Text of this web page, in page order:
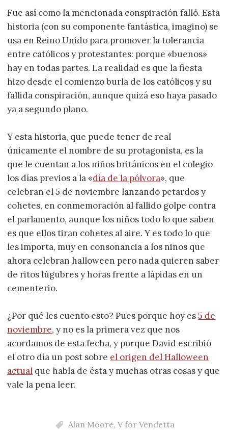
Fue así como la mencionada conspiración falló. Esta
historia (con su componente fantástica, imagino) se
usa en Reino Unido para promover la tolerancia
entre católicos y protestantes: porque «buenos»
hay en todas partes. La realidad es que la fiesta
hizo desde el comienzo burla de los católicos y su
fallida conspiración, aunque quizá eso haya pasado
ya a segundo plano.
Y esta historia, que puede tener de real
únicamente el nombre de su protagonista, es la
que le cuentan a los niños británicos en el colegio
los días previos a la «día de la pólvora», que
celebran el 5 de noviembre lanzando petardos y
cohetes, en conmemoración al fallido golpe contra
el parlamento, aunque los niños todo lo que saben
es que ellos tiran cohetes al aire. Y es todo lo que
les importa, muy en consonancia a los niños que
ahora celebran halloween pero nada quieren saber
de ritos lúgubres y horas frente a lápidas en un
cementerio.
¿Por qué les cuento esto? Pues porque hoy es5 de
noviembre, y no es la primera vez que nos
acordamos de esta fecha, y porque David escribió
el otro día un post sobre el origen del Halloween
actual que habla de ésta y muchas otras cosas y que
vale la pena leer.
Alan Moore, V for Vendetta